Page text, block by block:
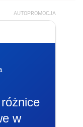
AUTOPROMOCJA
w